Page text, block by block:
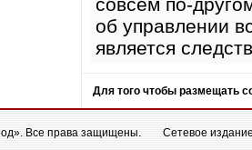
об управлении
является
Для того чтобы размещать
Все права защищены.
Сетевое